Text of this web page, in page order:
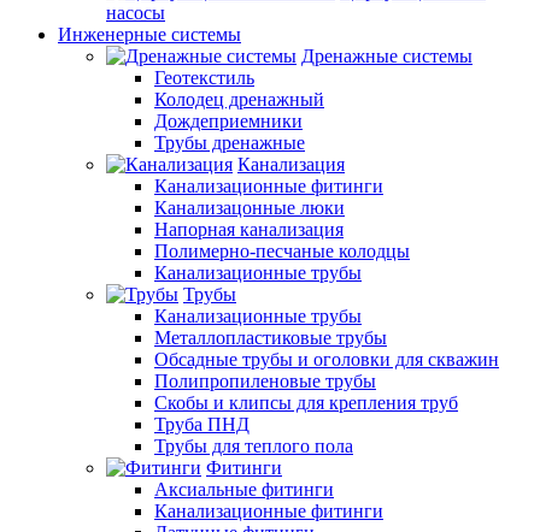
насосы
Инженерные системы
Дренажные системы
Геотекстиль
Колодец дренажный
Дождеприемники
Трубы дренажные
Канализация
Канализационные фитинги
Канализацонные люки
Напорная канализация
Полимерно-песчаные колодцы
Канализационные трубы
Трубы
Канализационные трубы
Металлопластиковые трубы
Обсадные трубы и оголовки для скважин
Полипропиленовые трубы
Скобы и клипсы для крепления труб
Труба ПНД
Трубы для теплого пола
Фитинги
Аксиальные фитинги
Канализационные фитинги